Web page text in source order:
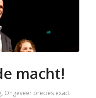
macht!
, Ongeveer precies exact